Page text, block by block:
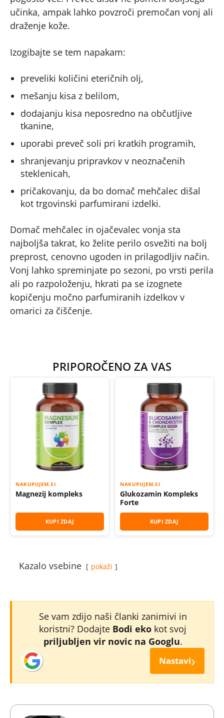
učinka, ampak lahko povzroči premočan vonj ali
draženje kože.
Izogibajte se tem napakam:
preveliki količini eteričnih olj,
mešanju kisa z belilom,
dodajanju kisa neposredno na občutljive
tkanine,
uporabi preveč soli pri kratkih programih,
shranjevanju pripravkov v neoznačenih
steklenicah,
pričakovanju, da bo domač mehčalec dišal
kot trgovinski parfumirani izdelki.
Domač mehčalec in ojačevalec vonja sta
najboljša takrat, ko želite perilo osvežiti na bolj
preprost, cenovno ugoden in prilagodljiv način.
Vonj lahko spreminjate po sezoni, po vrsti perila
ali po razpoloženju, hkrati pa se izognete
kopičenju močno parfumiranih izdelkov v
omarici za čiščenje.
PRIPOROČENO ZA VAS
NAKUPUJEM.SI
Magnezij kompleks
KUPI ZDAJ
NAKUPUJEM.SI
Glukozamin Kompleks
Forte
KUPI ZDAJ
Kazalo vsebine pokaži
Se vam zdijo naši članki zanimivi in
koristni? Dodajte Bodi eko kot svoj
priljubljen vir novic na Googlu.
Nastavi›